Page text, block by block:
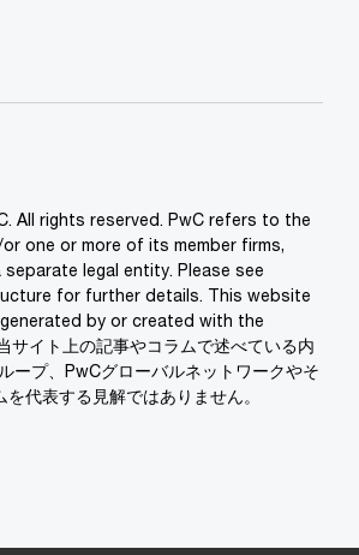
All rights reserved. PwC refers to the
one or more of its member firms,
legal entity. Please see
for further details. This website
by or created with the
イト上の記事やコラムで述べている内
ープ、PwCグローバルネットワークやそ
代表する見解ではありません。